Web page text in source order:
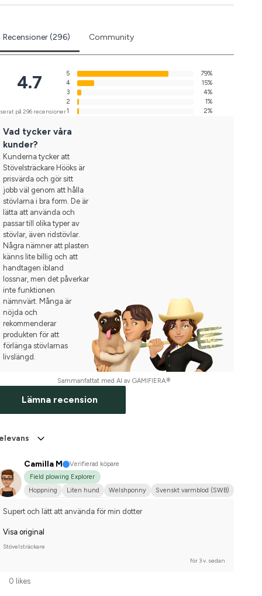
Recensioner (296) Community
4.7
på 296 recensioner
5
79%
4
15%
3
4%
2
1%
1
2%
Vad tycker våra
kunder?
Kunderna tycker att
Stövelsträckare Hööks är
prisvärda och gör sitt
jobb väl genom att hålla
stövlarna i bra form. De är
lätta att använda och
passar till olika typer av
stövlar, även ridstövlar.
Några nämner att plasten
känns lite billig och att
handtagen ibland
lossnar, men det påverkar
inte funktionen
nämnvärt. Många är
nöjda och
rekommenderar
produkten för att
förlänga stövlarnas
livslängd.
Sammanfattat med AI av GAMIFIERA.®
Lämna recension
Camilla M
Verifierad köpare
Field plowing Explorer
Hoppning
Liten hund Welshponny
Svenskt varmblod (SWB)
Supert och lätt att använda för min dotter
Visa original
Stövelsträckare
för 3 v. sedan
0 likes